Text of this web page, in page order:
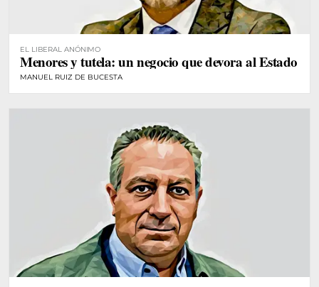
EL LIBERAL ANÓNIMO
Menores y tutela: un negocio que devora al Estado
MANUEL RUIZ DE BUCESTA